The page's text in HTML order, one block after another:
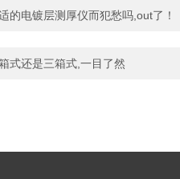
的电镀层测厚仪而犯愁吗,out了！
式还是三箱式,一目了然